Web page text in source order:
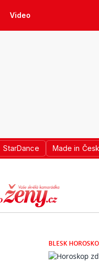
Video
StarDance Made in
BLESK
BLESK